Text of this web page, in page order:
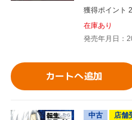
獲得ポイント
在庫あり
発売年月日：
カートへ追加
中古
店舗